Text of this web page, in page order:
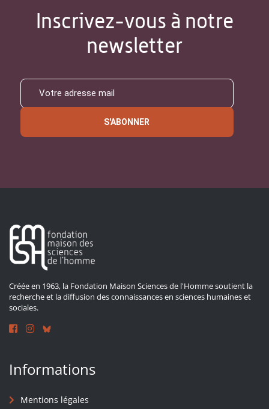
Inscrivez-vous à notre
newsletter
S'ABONNER
Créée en 1963, la Fondation Maison Sciences de l'Homme soutient la
recherche et la diffusion des connaissances en sciences humaines et
sociales.
Informations
Mentions légales